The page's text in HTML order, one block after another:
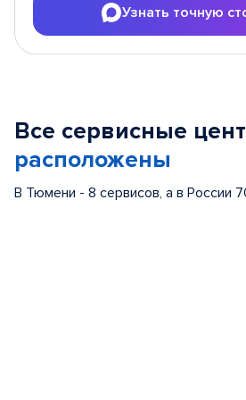
Узнать точную
Все сервисные
расположены
В Тюмени - 8 сервисов, а в России